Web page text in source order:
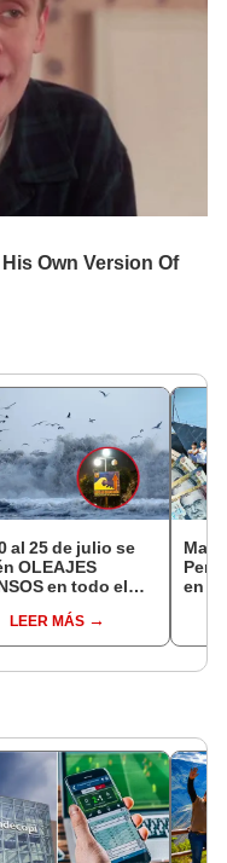
al 25 de julio se
OLEAJES
en todo el
de Guerra
LEER MÁS
Perú
en el